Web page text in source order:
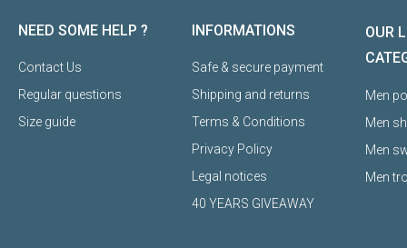
NEED SOME HELP ?
Contact Us
Regular questions
Size guide
INFORMATIONS
Safe & secure payment
Shipping and returns
Terms & Conditions
Privacy Policy
Legal notices
40 YEARS GIVEAWAY
OUR
Men
Men
Men
Men